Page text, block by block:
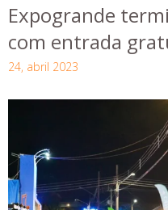
Expogrande
com entrada
24, abril 2023